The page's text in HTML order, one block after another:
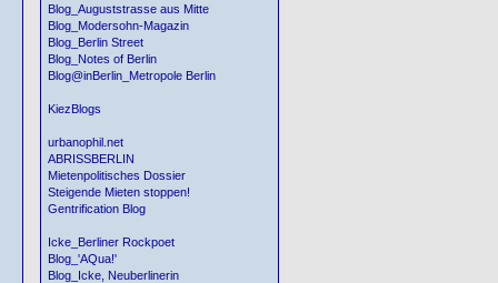
Blog_Auguststrasse aus Mitte
Blog_Modersohn-Magazin
Blog_Berlin Street
Blog_Notes of Berlin
Blog@inBerlin_Metropole Berlin
KiezBlogs
urbanophil.net
ABRISSBERLIN
Mietenpolitisches Dossier
Steigende Mieten stoppen!
Gentrification Blog
Icke_Berliner Rockpoet
Blog_'AQua!'
Blog_Icke, Neuberlinerin